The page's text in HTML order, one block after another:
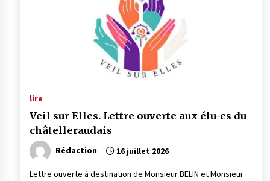
lire
Veil sur Elles. Lettre ouverte aux élu-es du
châtelleraudais
Rédaction 16 juillet 2026
Lettre ouverte à destination de Monsieur BELIN et Monsieur